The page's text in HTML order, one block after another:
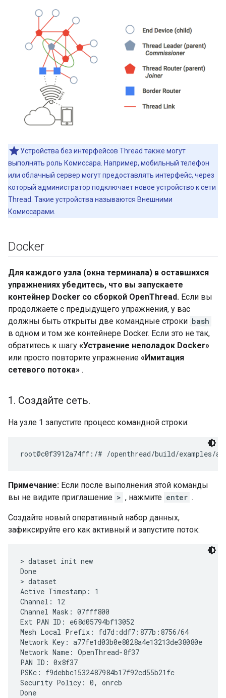
Устройства без интерфейсов Thread также могут
выполнять роль Комиссара. Например, мобильный телефон
или облачный сервер могут предоставлять интерфейс, через
который администратор подключает новое устройство к сети
Thread. Такие устройства называются Внешними
Комиссарами.
Docker
Для каждого узла (окна терминала) в оставшихся
упражнениях убедитесь, что вы запускаете
контейнер Docker со сборкой OpenThread. Если вы
продолжаете с предыдущего упражнения, у вас
должны быть открыты две командные строки bash
в одном и том же контейнере Docker. Если это не так,
обратитесь к шагу «Устранение неполадок Docker»
или просто повторите упражнение «Имитация
сетевого потока» .
1 . Создайте сеть.
На узле 1 запустите процесс командной строки:
Примечание: Если после выполнения этой команды
вы не видите приглашение > , нажмите enter .
Создайте новый оперативный набор данных,
зафиксируйте его как активный и запустите поток:
> dataset init new
Done
> dataset
Active Timestamp: 1
Channel: 12
Channel Mask: 07fff800
Ext PAN ID: e68d05794bf13052
Mesh Local Prefix: fd7d:ddf7:877b:8756/64
Network Key: a77fe1d03b0e8028a4e13213de38080e
Network Name: OpenThread-8f37
PAN ID: 0x8f37
PSKc: f9debbc1532487984b17f92cd55b21fc
Security Policy: 0, onrcb